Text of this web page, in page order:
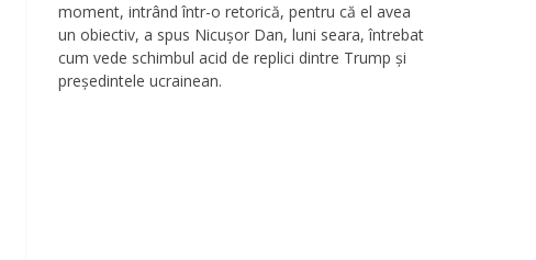
moment, intrând într-o retorică, pentru că el avea
un obiectiv, a spus Nicuşor Dan, luni seara, întrebat
cum vede schimbul acid de replici dintre Trump şi
preşedintele ucrainean.